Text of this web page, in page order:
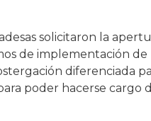
solicitaron la
de implementación
diferenciada
poder hacerse cargo